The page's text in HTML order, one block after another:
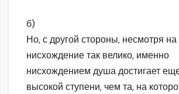
б)
Но, с другой стороны, несмотря на
нисхождение так велико, именно
нисхождением душа достигает
высокой ступени, чем та, на